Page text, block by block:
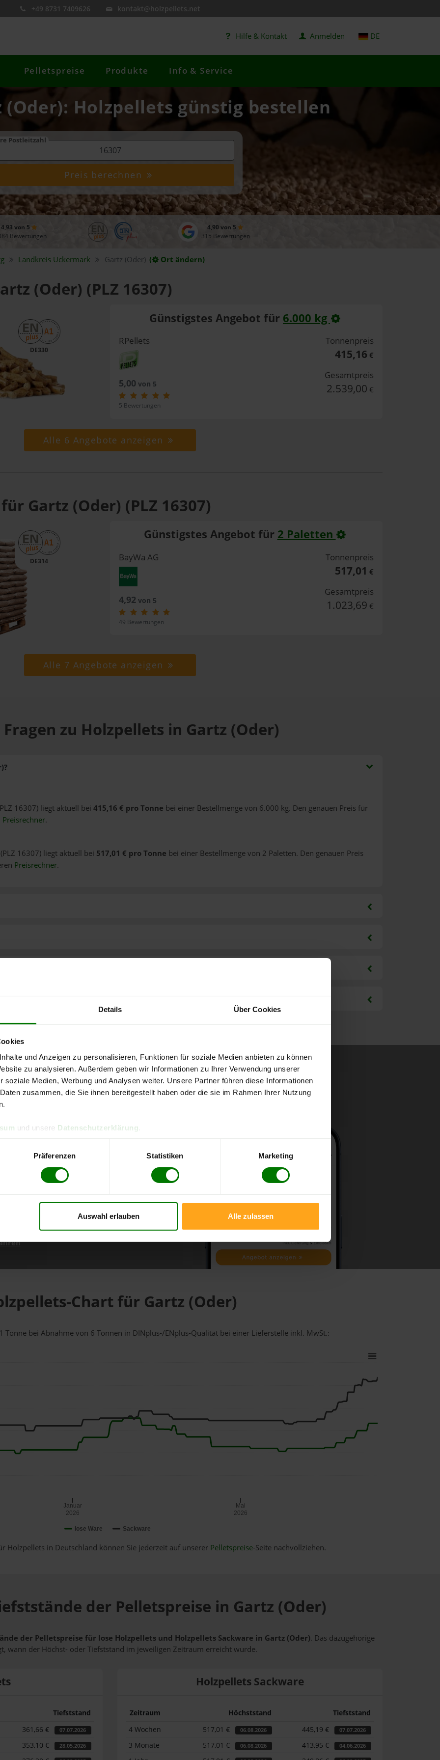
Details Über Cookies
und Anzeigen zu personalisieren, Funktionen für soziale Medien anbieten zu können
zu analysieren. Außerdem geben wir Informationen zu Ihrer Verwendung unserer
soziale Medien, Werbung und Analysen weiter. Unsere Partner führen diese Informationen
zusammen, die Sie ihnen bereitgestellt haben oder die sie im Rahmen Ihrer Nutzung
und unsere Datenschutzerklärung
Präferenzen Statistiken Marketing
Auswahl erlauben Alle zulassen
+49 8731 7409626 kontakt@holzpellets.net
Hilfe & Kontakt Anmelden DE
Pelletspreise Produkte Info & Service
(Oder): Holzpellets günstig bestellen
Postleitzahl
Preis berechnen
4,93 von 5
Bewertungen
4,90 von 5
315 Bewertungen
Landkreis Uckermark Gartz (Oder) ( Ort ändern)
(Oder) (PLZ 16307)
DE330
Günstigstes Angebot für 6.000 kg
RPellets
5,00 von 5
5 Bewertungen
Tonnenpreis
415,16 €
Gesamtpreis
2.539,00 €
Alle 6 Angebote anzeigen
Gartz (Oder) (PLZ 16307)
DE314
Günstigstes Angebot für 2 Paletten
BayWa AG
4,92von 5
49 Bewertungen
Tonnenpreis
517,01 €
Gesamtpreis
1.023,69 €
Alle 7 Angebote anzeigen
zu Holzpellets in Gartz (Oder)
16307) liegt aktuell bei 415,16 € pro Tonne bei einer Bestellmenge von 6.000 kg. Den genauen Preis für
Preisrechner.
16307) liegt aktuell bei 517,01 € pro Tonne bei einer Bestellmenge von 2 Paletten. Den genauen Preis
Preisrechner.
kostenlose
direkt online bestellen
aktuellen Stand
Chart für Gartz (Oder)
Tonne bei Abnahmevon 6 Tonnen in DINplus-/ENplus-Qualität bei einer Lieferstelle inkl. MwSt.:
lose Ware Sackware
Januar
2026
Mai
2026
Holzpellets in Deutschland können Sie jederzeit auf unserer Pelletspreise-Seite nachvollziehen.
der Pelletspreise in Gartz (Oder)
der Pelletspreise für lose Holzpellets und Holzpellets Sackware in Gartz (Oder). Das dazugehörige
wann der Höchst- oder Tiefststand im jeweiligen Zeitraum erreicht wurde.
Tiefststand
361,66 € 07.07.2026
353,10 € 28.05.2026
Holzpellets Sackware
Zeitraum Höchststand
Tiefststand
4 Wochen
517,01 € 06.08.2026 445,19 € 07.07.2026
3 Monate 517,01 € 06.08.2026 413,95 € 04.06.2026